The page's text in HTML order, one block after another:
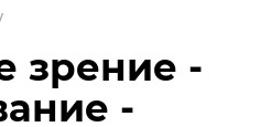
зрение -
-